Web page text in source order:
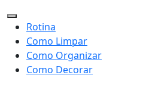
Rotina
Como Limpar
Como Organizar
Como Decorar